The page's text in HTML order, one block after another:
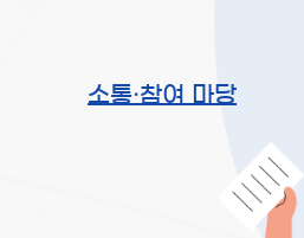
소통·참여 마당